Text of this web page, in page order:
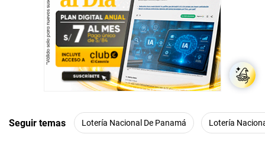
Seguir temas Lotería Nacional De Panamá Lotería